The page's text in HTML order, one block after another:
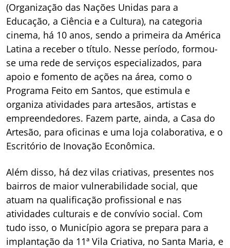
(Organização das Nações Unidas para a
Educação, a Ciência e a Cultura), na categoria
cinema, há 10 anos, sendo a primeira da América
Latina a receber o título. Nesse período, formou-
se uma rede de serviços especializados, para
apoio e fomento de ações na área, como o
Programa Feito em Santos, que estimula e
organiza atividades para artesãos, artistas e
empreendedores. Fazem parte, ainda, a Casa do
Artesão, para oficinas e uma loja colaborativa, e o
Escritório de Inovação Econômica.
Além disso, há dez vilas criativas, presentes nos
bairros de maior vulnerabilidade social, que
atuam na qualificação profissional e nas
atividades culturais e de convívio social. Com
tudo isso, o Município agora se prepara para a
implantação da 11ª Vila Criativa, no Santa Maria, e